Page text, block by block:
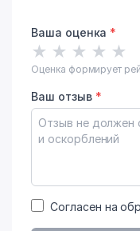
Ваша оценка *
★ ★ ★ ★ ★
Оценка формирует
Ваш отзыв *
Согласен на